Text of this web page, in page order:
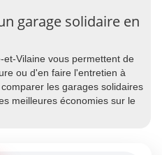
garage solidaire en
Vilaine vous permettent de
ou d'en faire l'entretien à
les garages solidaires
meilleures économies sur le